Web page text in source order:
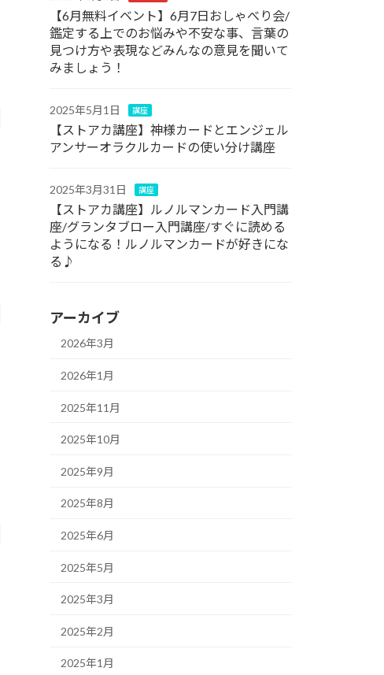
【6月無料イベント】6月7日おしゃべり会/
鑑定する上でのお悩みや不安な事、言葉の
見つけ方や表現などみんなの意見を聞いて
みましょう！
2025年5月1日 講座
【ストアカ講座】神様カードとエンジェル
アンサーオラクルカードの使い分け講座
2025年3月31日 講座
【ストアカ講座】ルノルマンカード入門講
座/グランタブロー入門講座/すぐに読める
ようになる！ルノルマンカードが好きにな
る♪
アーカイブ
2026年3月
2026年1月
2025年11月
2025年10月
2025年9月
2025年8月
2025年6月
2025年5月
2025年3月
2025年2月
2025年1月